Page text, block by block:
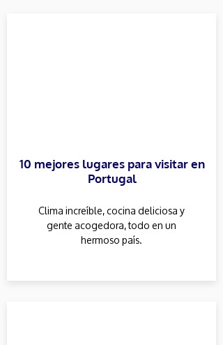
10 mejores lugares para visitar en
Portugal
Clima increíble, cocina deliciosa y
gente acogedora, todo en un
hermoso país.